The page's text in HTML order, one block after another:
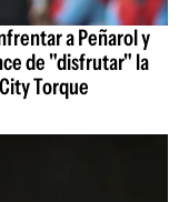
a Peñarol y
de "disfrutar" la
Torque